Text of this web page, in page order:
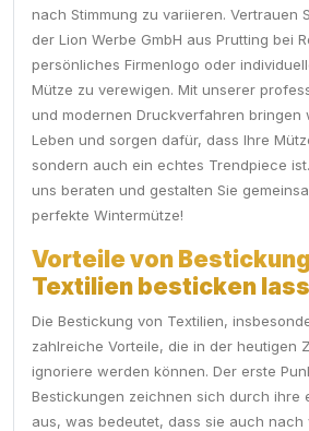
nach Stimmung zu variieren. Vertrauen
der Lion Werbe GmbH aus Prutting bei
persönliches Firmenlogo oder
Mütze zu verewigen. Mit unserer
und modernen Druckverfahren bringen
Leben und sorgen dafür, dass Ihre
sondern auch ein echtes Trendpiece
uns beraten und gestalten Sie
perfekte Wintermütze!
Vorteile von
Textilien besticken
Die Bestickung von Textilien,
zahlreiche Vorteile, die in der heutigen
ignoriere werden können. Der erste
Bestickungen zeichnen sich durch ihre
aus, was bedeutet, dass sie auch nach